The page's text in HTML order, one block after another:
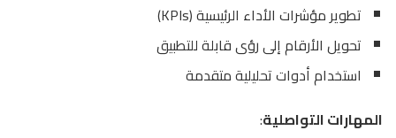
تطوير مؤشرات الأداء الرئيسية (KPIs)
تحويل الأرقام إلى رؤى قابلة للتطبيق
استخدام أدوات تحليلية متقدمة
المهارات التواصلية: